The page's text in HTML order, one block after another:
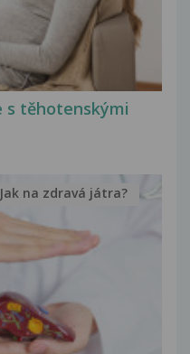
s těhotenskými
Jak na zdravá játra?